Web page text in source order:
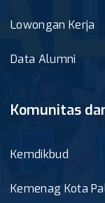
Lowongan Kerja
Data Alumni
Komunitas
Kemdikbud
Kemenag Kota